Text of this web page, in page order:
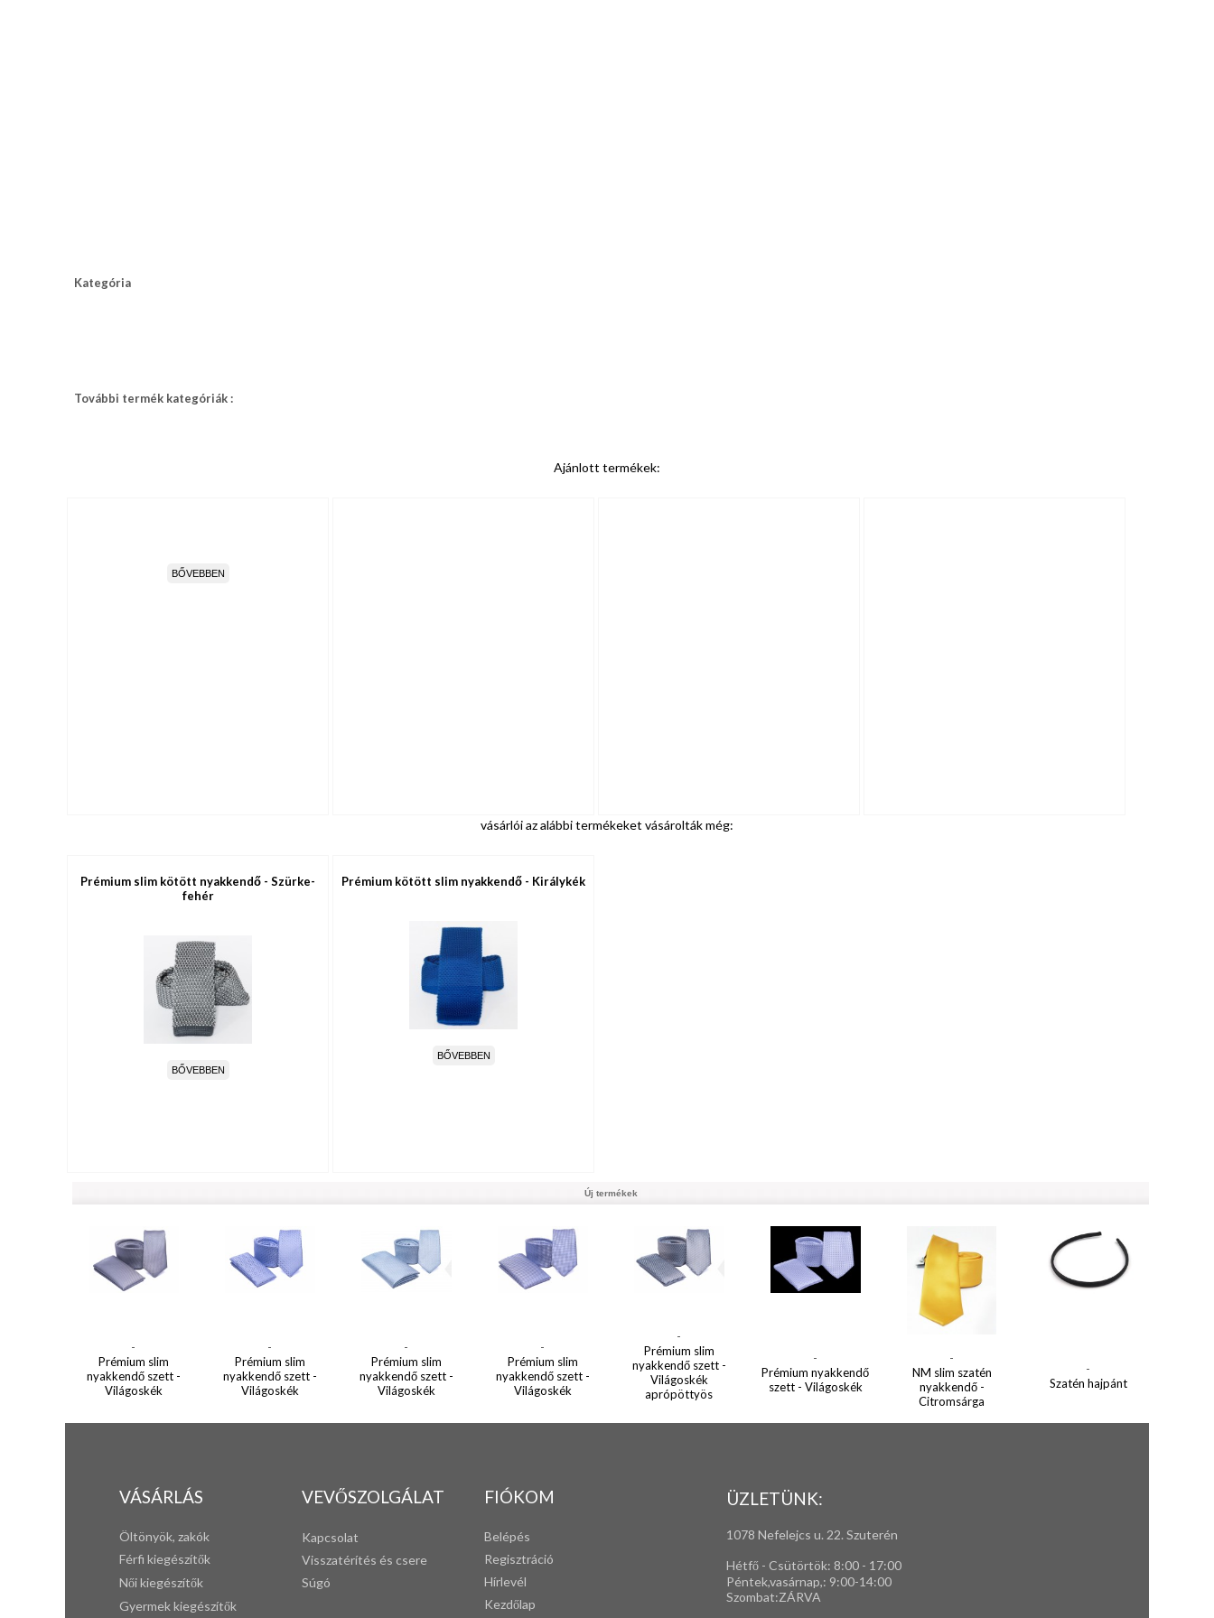
Kategória
További termék kategóriák :
Ajánlott termékek:
BŐVEBBEN
vásárlói az alábbi termékeket vásárolták még:
Prémium slim kötött nyakkendő - Szürke-
fehér
BŐVEBBEN
Prémium kötött slim nyakkendő - Királykék
BŐVEBBEN
Új termékek
-
Prémium slim
nyakkendő szett -
Világoskék
-
Prémium slim
nyakkendő szett -
Világoskék
-
Prémium slim
nyakkendő szett -
Világoskék
-
Prémium slim
nyakkendő szett -
Világoskék
-
Prémium slim
nyakkendő szett -
Világoskék
aprópöttyös
-
Prémium nyakkendő
szett - Világoskék
-
NM slim szatén
nyakkendő -
Citromsárga
-
Szatén hajpánt
VÁSÁRLÁS
Öltönyök, zakók
Férfi kiegészítők
Női kiegészítők
Gyermek kiegészítők
VEVŐSZOLGÁLAT
Kapcsolat
Visszatérítés és csere
Súgó
FIÓKOM
Belépés
Regisztráció
Hírlevél
Kezdőlap
ÜZLETÜNK:
1078 Nefelejcs u. 22. Szuterén
Hétfő - Csütörtök: 8:00 - 17:00
Péntek,vasárnap,: 9:00-14:00
Szombat:ZÁRVA